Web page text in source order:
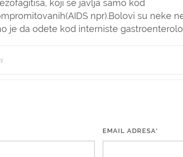
koji se javlja samo kod
npr).Bolovi su neke
je da odete kod interniste
EMAIL ADRESA*